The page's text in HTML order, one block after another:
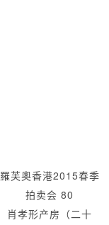
羅芙奧香港2015春季
拍卖会 80
肖孝形产房（二十